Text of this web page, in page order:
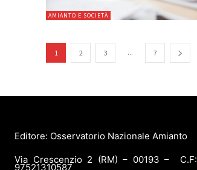
AMIANTO E SOCIETÀ
1 2 3 ... 7
Editore: Osservatorio Nazionale Amianto
Via Crescenzio 2 (RM) – 00193 – C.F:
97521310587